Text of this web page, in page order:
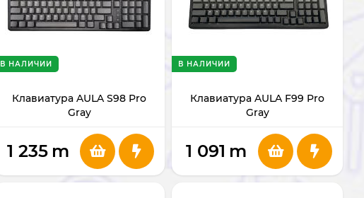
Клавиатура AULA S98 Pro
Gray
В НАЛИЧИИ
1 235 m
Клавиатура AULA F99 Pro
Gray
В НАЛИЧИИ
1 091 m